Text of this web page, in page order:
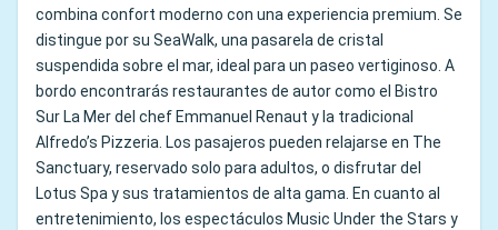
combina confort moderno con una experiencia premium. Se
distingue por su SeaWalk, una pasarela de cristal
suspendida sobre el mar, ideal para un paseo vertiginoso. A
bordo encontrarás restaurantes de autor como el Bistro
Sur La Mer del chef Emmanuel Renaut y la tradicional
Alfredo’s Pizzeria. Los pasajeros pueden relajarse en The
Sanctuary, reservado solo para adultos, o disfrutar del
Lotus Spa y sus tratamientos de alta gama. En cuanto al
entretenimiento, los espectáculos Music Under the Stars y